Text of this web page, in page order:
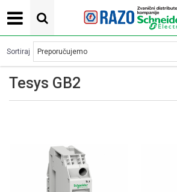
POVOLJNE CENE AUTOMATSKIH OSIGURACA
Tesys GB2
Sortiraj